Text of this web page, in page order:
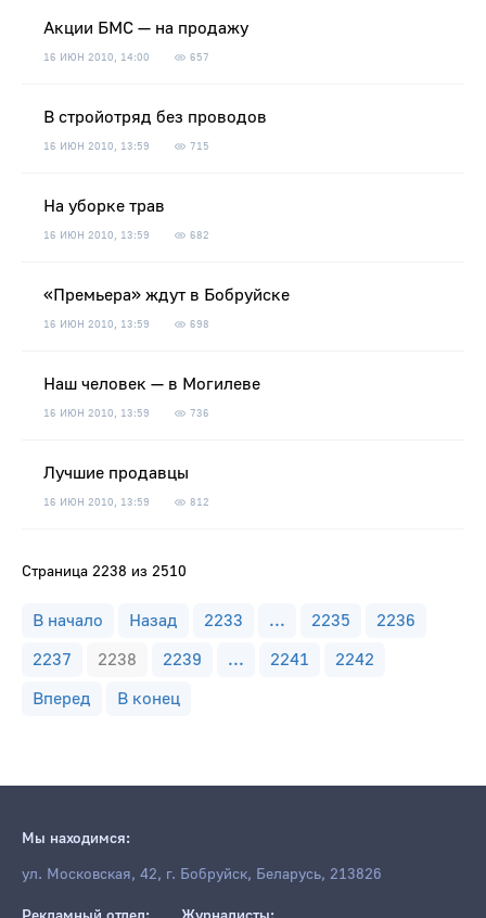
Акции БМC — на продажу
16 ИЮН 2010, 14:00 657
В стройотряд без проводов
16 ИЮН 2010, 13:59 715
На уборке трав
16 ИЮН 2010, 13:59 682
«Премьера» ждут в Бобруйске
16 ИЮН 2010, 13:59 698
Наш человек — в Могилеве
16 ИЮН 2010, 13:59 736
Лучшие продавцы
16 ИЮН 2010, 13:59 812
Страница 2238 из 2510
В начало Назад 2233 ... 2235
2236
2237
2238 2239 ... 2241
2242
Вперед
В конец
Мы находимся:
ул. Московская, 42, г. Бобруйск, Беларусь, 213826